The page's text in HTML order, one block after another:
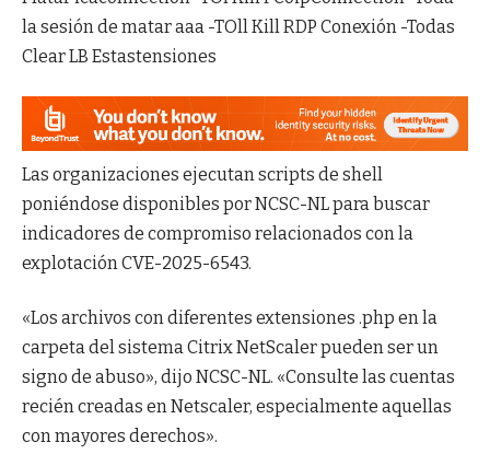
la sesión de matar aaa -TOll Kill RDP Conexión -Todas
Clear LB Estastensiones
Las organizaciones ejecutan scripts de shell
poniéndose disponibles por NCSC-NL para buscar
indicadores de compromiso relacionados con la
explotación CVE-2025-6543.
«Los archivos con diferentes extensiones .php en la
carpeta del sistema Citrix NetScaler pueden ser un
signo de abuso», dijo NCSC-NL. «Consulte las cuentas
recién creadas en Netscaler, especialmente aquellas
con mayores derechos».